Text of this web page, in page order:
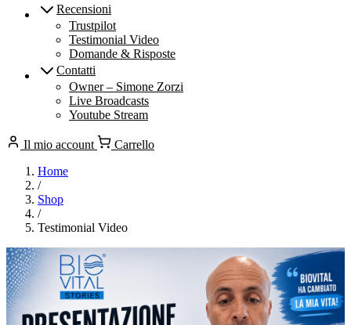
Recensioni
Trustpilot
Testimonial Video
Domande & Risposte
Contatti
Owner – Simone Zorzi
Live Broadcasts
Youtube Stream
Il mio account
Carrello
Home
/
Shop
/
Testimonial Video